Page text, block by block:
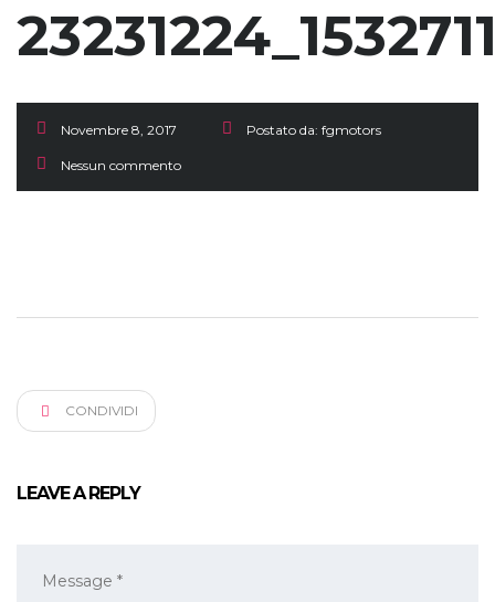
Novembre 8, 2017 Postato da: fgmotors
Nessun commento
CONDIVIDI
LEAVE A REPLY